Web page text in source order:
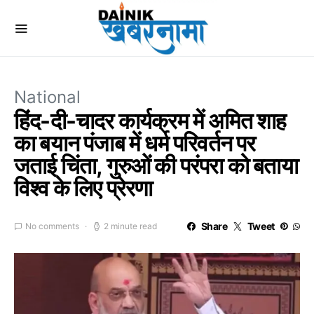
National
हिंद-दी-चादर कार्यक्रम में अमित शाह
का बयान पंजाब में धर्म परिवर्तन पर
जताई चिंता, गुरुओं की परंपरा को बताया
विश्व के लिए प्रेरणा
No comments 2 minute read Share Tweet